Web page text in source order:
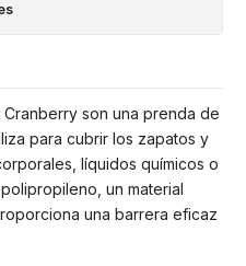
son una prenda de
para cubrir los zapatos y
líquidos químicos o
un material
una barrera eficaz